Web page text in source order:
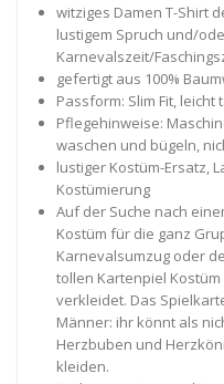
witziges Damen T-Shirt
lustigem Spruch und/
Karnevalszeit/
gefertigt aus 100%
Passform: Slim Fit, leicht
Pflegehinweise:
waschen und bügeln,
lustiger Kostüm-Ersatz,
Kostümierung
Auf der Suche nach
Kostüm für die ganz
Karnevalsumzug oder
tollen Kartenpiel
verkleidet. Das
Männer: ihr könnt als
Herzbuben und
kleiden.